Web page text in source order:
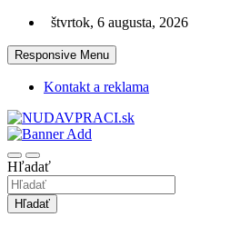
Skip
content
štvrtok, 6 augusta, 2026
Responsive Menu
Kontakt a reklama
nudaVpráci.sk
Hľadať
Hľadať